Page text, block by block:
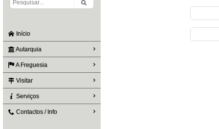
Início
Autarquia
A Freguesia
Visitar
Serviços
Contactos / Info